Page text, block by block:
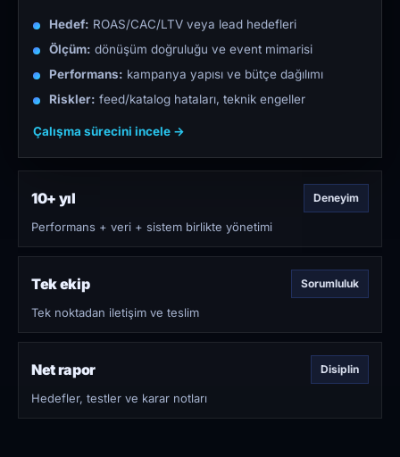
Hedef: ROAS/CAC/LTV veya lead hedefleri
Ölçüm: dönüşüm doğruluğu ve event mimarisi
Performans: kampanya yapısı ve bütçe dağılımı
Riskler: feed/katalog hataları, teknik engeller
Çalışma sürecini incele →
10+ yıl Deneyim
Performans + veri + sistem birlikte yönetimi
Tek ekip Sorumluluk
Tek noktadan iletişim ve teslim
Net rapor Disiplin
Hedefler, testler ve karar notları